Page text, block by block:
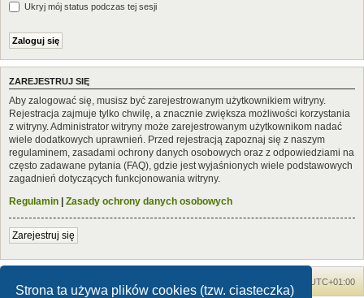
Strona ta używa plików cookies (tzw. ciasteczka)
Ukryj mój status podczas tej sesji
ZAREJESTRUJ SIĘ
Aby zalogować się, musisz być zarejestrowanym użytkownikiem witryny.
Rejestracja zajmuje tylko chwilę, a znacznie zwiększa możliwości korzystania
z witryny. Administrator witryny może zarejestrowanym użytkownikom nadać
wiele dodatkowych uprawnień. Przed rejestracją zapoznaj się z naszym
regulaminem, zasadami ochrony danych osobowych oraz z odpowiedziami na
często zadawane pytania (FAQ), gdzie jest wyjaśnionych wiele podstawowych
zagadnień dotyczących funkcjonowania witryny.
Regulamin | Zasady ochrony danych osobowych
Zarejestruj się
UTC+01:00